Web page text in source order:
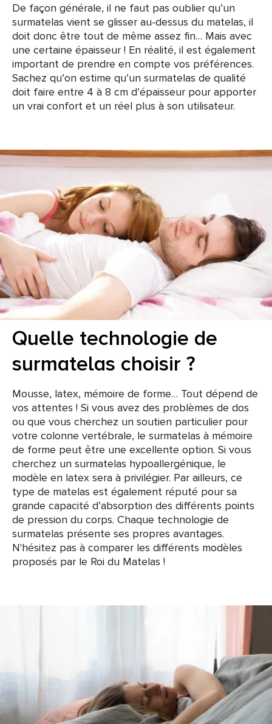
De façon générale, il ne faut pas oublier qu’un
surmatelas vient se glisser au-dessus du matelas, il
doit donc être tout de même assez fin… Mais avec
une certaine épaisseur ! En réalité, il est également
important de prendre en compte vos préférences.
Sachez qu’on estime qu’un surmatelas de qualité
doit faire entre 4 à 8 cm d’épaisseur pour apporter
un vrai confort et un réel plus à son utilisateur.
Quelle technologie de
surmatelas choisir ?
Mousse, latex, mémoire de forme… Tout dépend de
vos attentes ! Si vous avez des problèmes de dos
ou que vous cherchez un soutien particulier pour
votre colonne vertébrale, le surmatelas à mémoire
de forme peut être une excellente option. Si vous
cherchez un surmatelas hypoallergénique, le
modèle en latex sera à privilégier. Par ailleurs, ce
type de matelas est également réputé pour sa
grande capacité d’absorption des différents points
de pression du corps. Chaque technologie de
surmatelas présente ses propres avantages.
N'hésitez pas à comparer les différents modèles
proposés par le Roi du Matelas !